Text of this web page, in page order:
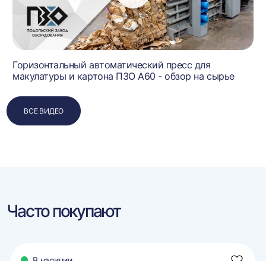
Горизонтальный автоматический пресс для
макулатуры и картона ПЗО А60 - обзор на сырье
ВСЕ ВИДЕО
Часто покупают